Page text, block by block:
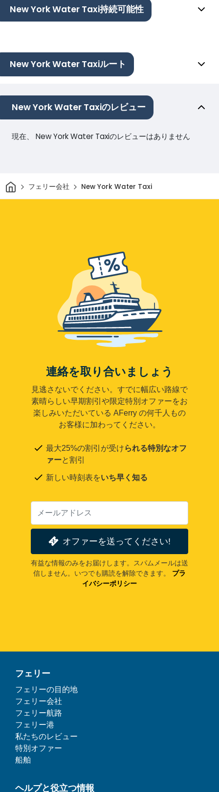
New York Water Taxi持続可能性
New York Water Taxiルート
New York Water Taxiのレビュー
現在、 New York Water Taxiのレビューはありません
家 フェリー会社 New York Water Taxi
連絡を取り合いましょう
見逃さないでください。すでに幅広い路線で
素晴らしい早期割引や限定特別オファーをお
楽しみいただいている AFerry の何千人もの
お客様に加わってください。
最大25%の割引が受けられる特別なオフ
ァーと割引
新しい時刻表をいち早く知る
オファーを送ってください!
有益な情報のみをお届けします。スパムメールは送
信しません。いつでも購読を解除できます。
プラ
イバシーポリシー
フェリー
フェリーの目的地
フェリー会社
フェリー航路
フェリー港
私たちのレビュー
特別オファー
船舶
ヘルプと役立つ情報